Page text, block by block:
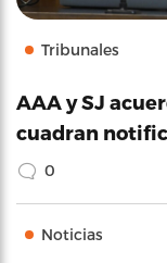
Tribunales
AAA y SJ
cuadran
0
Noticias